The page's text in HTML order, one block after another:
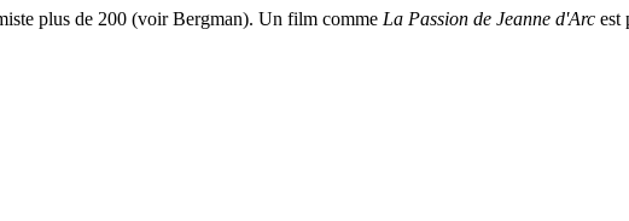
plus de 200 (voir Bergman). Un film comme La Passion de Jeanne d'Arc est